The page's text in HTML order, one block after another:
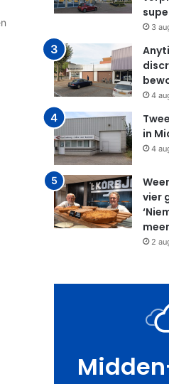
3
4
in
4
vier
2